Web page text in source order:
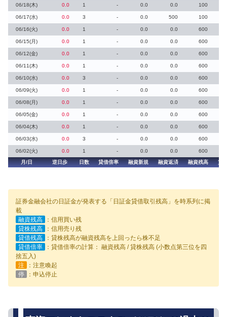
06/18(木) 0.0 1 - 0.0 0.0 100
06/17(水) 0.0 3 - 0.0 500 100
06/16(火) 0.0 1 - 0.0 0.0 600
06/15(月) 0.0 1 - 0.0 0.0 600
06/12(金) 0.0 1 - 0.0 0.0 600
06/11(木) 0.0 1 - 0.0 0.0 600
06/10(水) 0.0 3 - 0.0 0.0 600
06/09(火) 0.0 1 - 0.0 0.0 600
06/08(月) 0.0 1 - 0.0 0.0 600
06/05(金) 0.0 1 - 0.0 0.0 600
06/04(木) 0.0 1 - 0.0 0.0 600
06/03(水) 0.0 3 - 0.0 0.0 600
06/02(火) 0.0 1 - 0.0 0.0
600
月/日
逆日歩 日数 貸借倍率 融資新規 融資返済 融資残高 貸
証券金融会社の日証金が発表する「日証金貸借取引残高」を時系列に掲
載
融資残高
：信用買い残
貸株残高
：信用売り残
貸借残高
：貸株残高が融資残高を上回ったら株不足
貸借倍率
：貸借倍率の計算： 融資残高 / 貸株残高 (小数点第三位を四
捨五入)
注
：注意喚起
停
：申込停止